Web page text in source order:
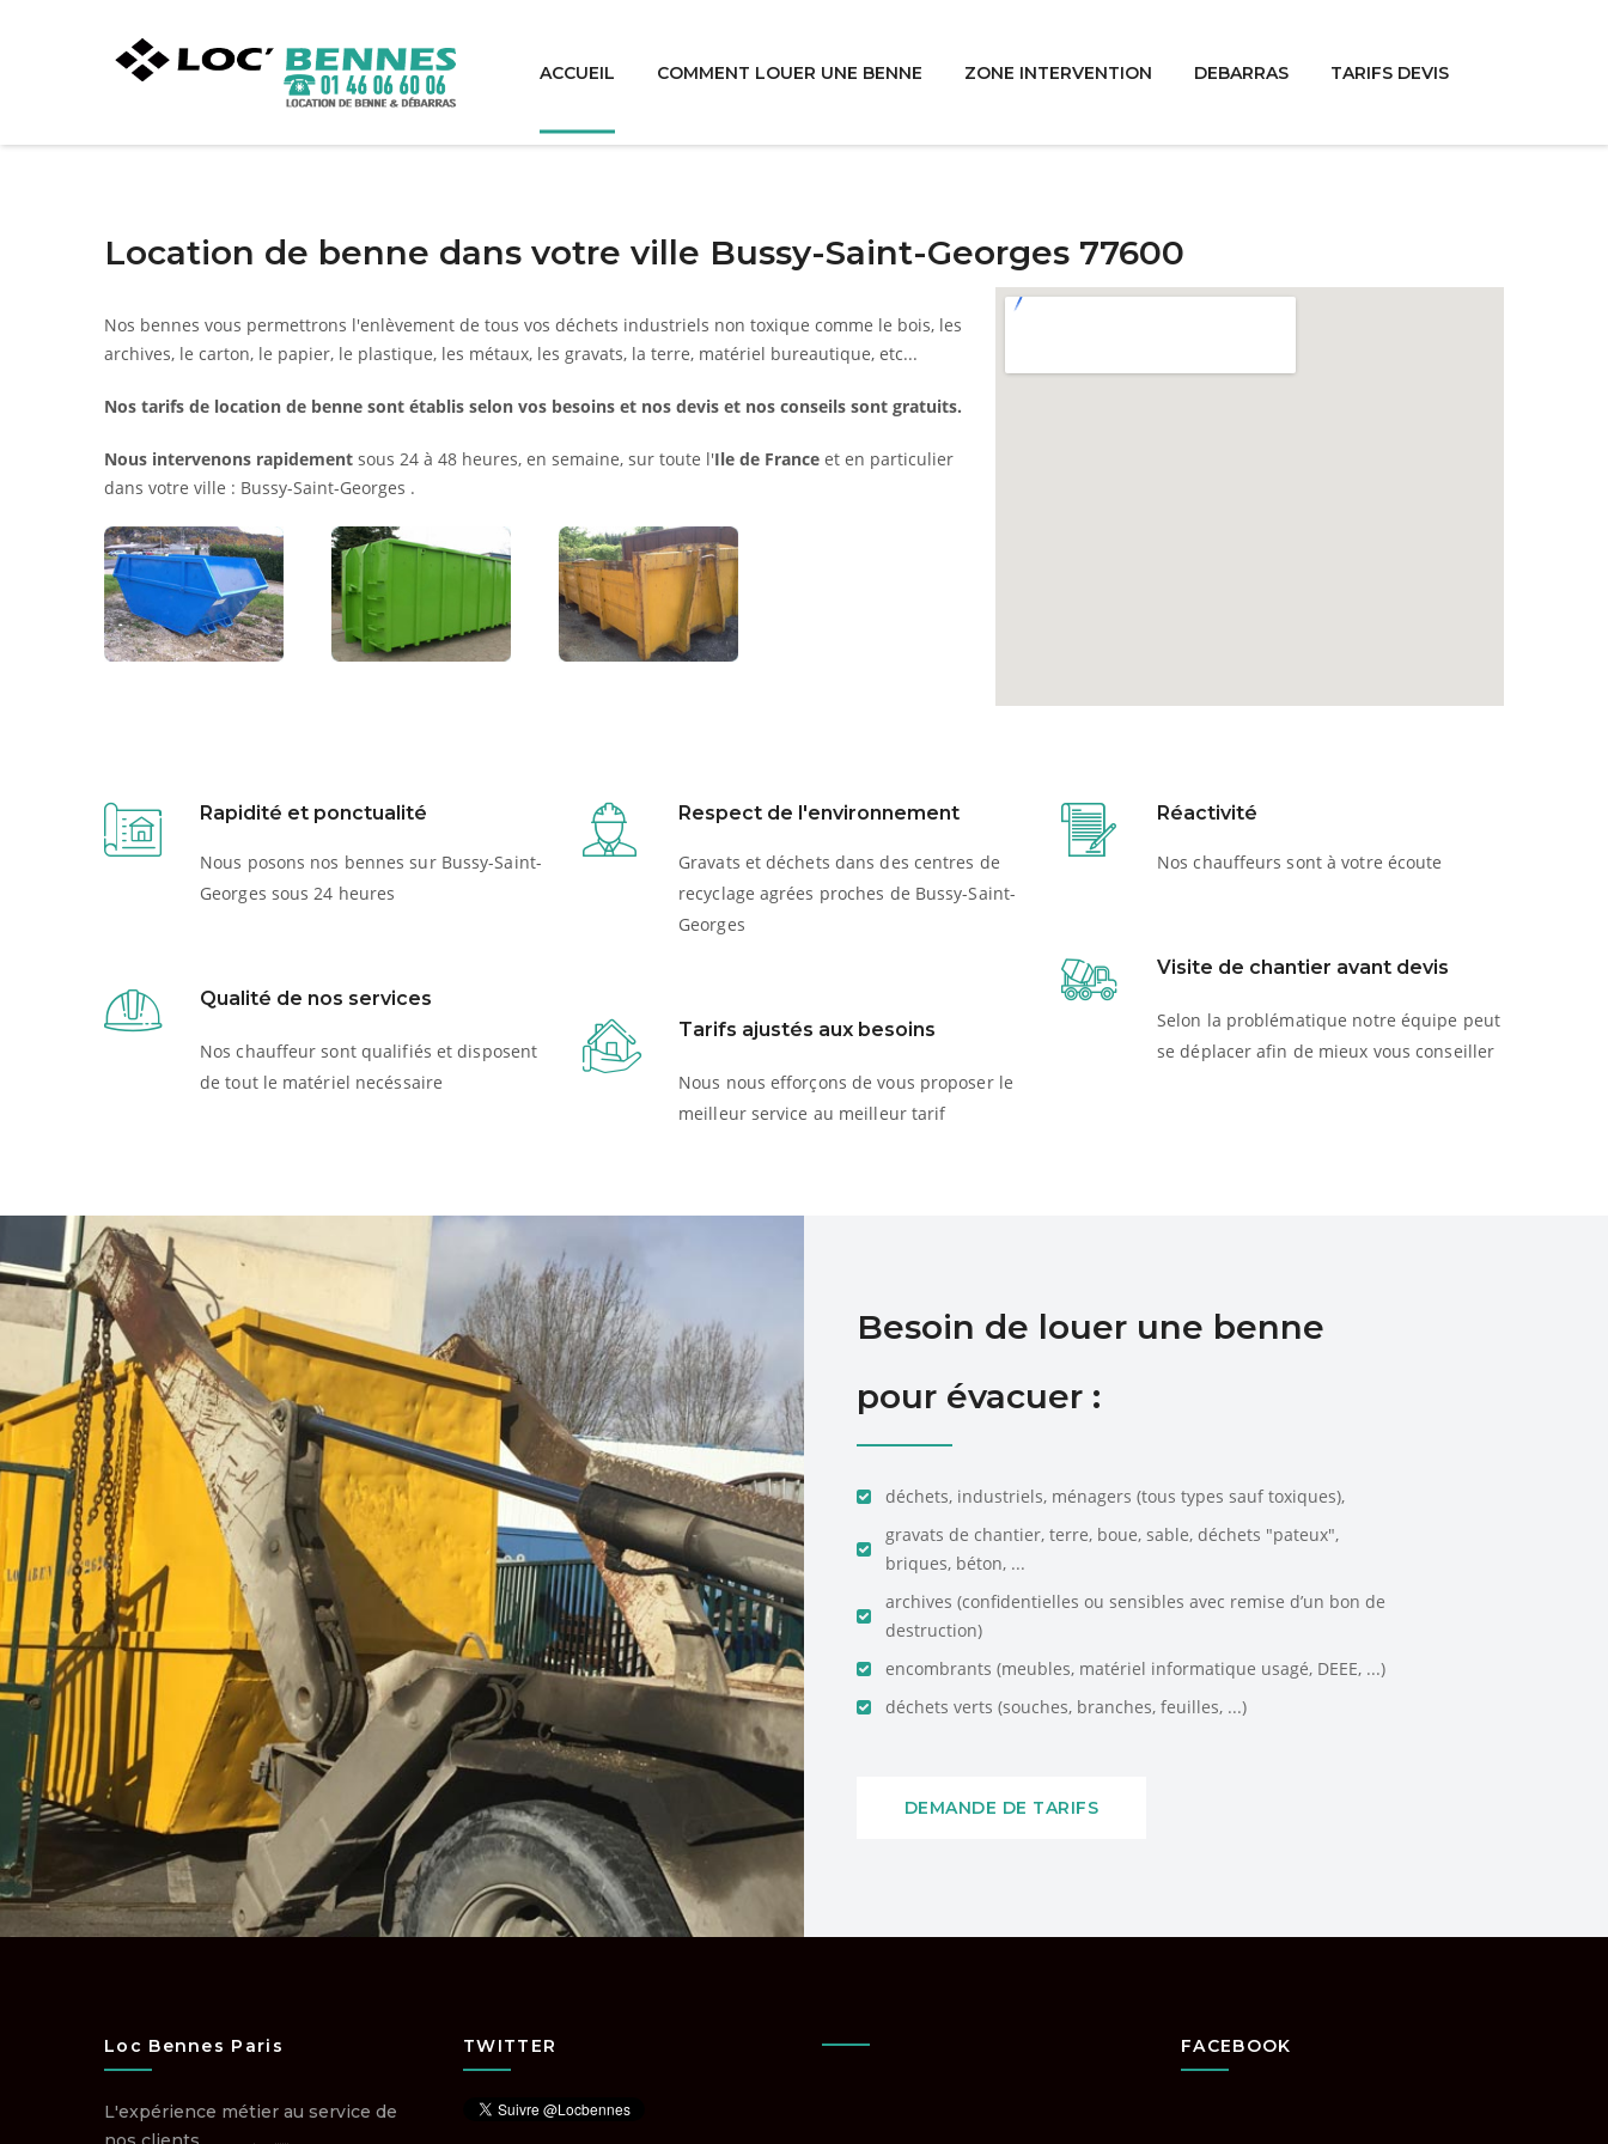
ACCUEIL COMMENT LOUER UNE BENNE ZONE INTERVENTION DEBARRAS TARIFS DEVIS
Location de benne dans votre ville Bussy-Saint-Georges 77600
Nos bennes vous permettrons l'enlèvement de tous vos déchets industriels non toxique comme le bois, les
archives, le carton, le papier, le plastique, les métaux, les gravats, la terre, matériel bureautique, etc...
Nos tarifs de location de benne sont établis selon vos besoins et nos devis et nos conseils sont gratuits.
Nous intervenons rapidement sous 24 à 48 heures, en semaine, sur toute l'Ile de France et en particulier
dans votre ville : Bussy-Saint-Georges .
Rapidité et ponctualité
Nous posons nos bennes sur Bussy-Saint-
Georges sous 24 heures
Qualité de nos services
Nos chauffeur sont qualifiés et disposent
de tout le matériel necéssaire
Respect de l'environnement
Gravats et déchets dans des centres de
recyclage agrées proches de Bussy-Saint-
Georges
Tarifs ajustés aux besoins
Nous nous efforçons de vous proposer le
meilleur service au meilleur tarif
Réactivité
Nos chauffeurs sont à votre écoute
Visite de chantier avant devis
Selon la problématique notre équipe peut
se déplacer afin de mieux vous conseiller
Besoin de louer une benne
pour évacuer :
déchets, industriels, ménagers (tous types sauf toxiques),
gravats de chantier, terre, boue, sable, déchets "pateux",
briques, béton, ...
archives (confidentielles ou sensibles avec remise d’un bon de
destruction)
encombrants (meubles, matériel informatique usagé, DEEE, ...)
déchets verts (souches, branches, feuilles, ...)
DEMANDE DE TARIFS
Loc Bennes Paris
L'expérience métier au service de
TWITTER FACEBOOK